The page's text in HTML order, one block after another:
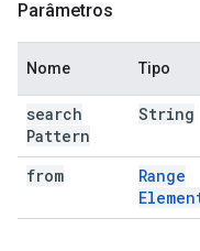
Parâmetros
Nome Tipo
search
Pattern
String
from
Range